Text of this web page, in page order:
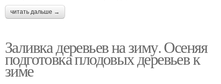
читать дальше →
Заливка деревьев на зиму. Осеняя
подготовка плодовых деревьев к
зиме